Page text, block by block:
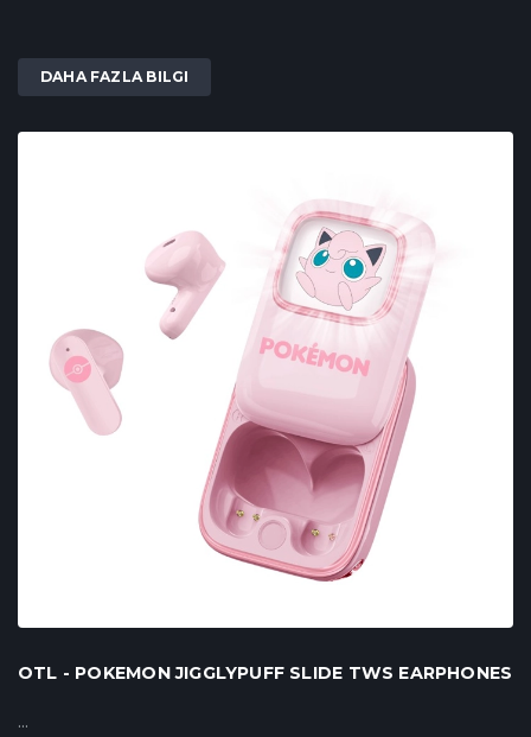
DAHA FAZLA BILGI
OTL - POKEMON JIGGLYPUFF SLIDE TWS EARPHONES
...